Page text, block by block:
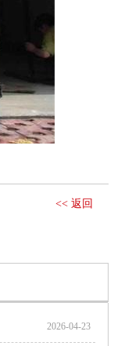
<< 返回
2026-04-23